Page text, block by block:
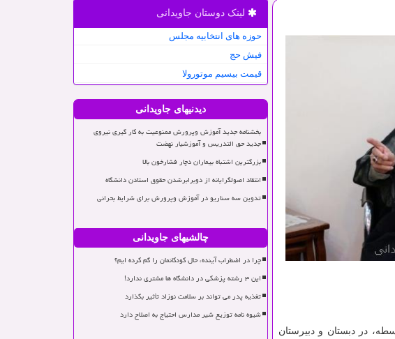
اول متوسطه، در دبستان و دبیرستان
لینک دوستان جاویدانی
حوزه های انتخابیه مجلس
فیش حج
قیمت بیسیم موتورولا
دیدنیهای جاویدانی
بخشنامه جدید آموزش وپرورش ممنوعیت به کار گیری نیروی
جدید حق التدریس و آموزشیار نهضت
بزرگترین اشتباه بیماران دچار فشارخون بالا
انتقاد اصولگرایانه از دوبرابرشدن حقوق استادن دانشگاه
تدوین سه سناریو در آموزش وپرورش برای شرایط بحرانی
چالشیهای جاویدانی
چرا در اضطراب آینده، حال کودکانمان را گم کرده ایم؟
این ۳ رشته پزشکی در دانشگاه ها مشتری ندارد!
تغذیه پدر می تواند بر سلامت نوزاد تأثیر بگذارد
شیوه نامه توزیع شیر مدارس احتیاج به اصلاح دارد